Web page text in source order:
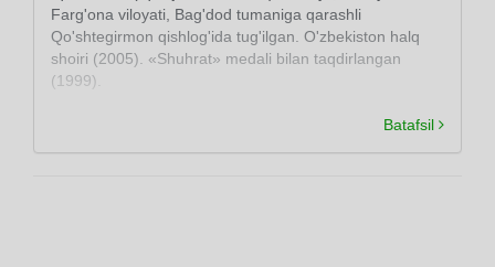
Farg'ona viloyati, Bag'dod tumaniga qarashli
Qo'shtegirmon qishlog'ida tug'ilgan. O'zbekiston halq
shoiri (2005). «Shuhrat» medali bilan taqdirlangan
(1999).
Batafsil